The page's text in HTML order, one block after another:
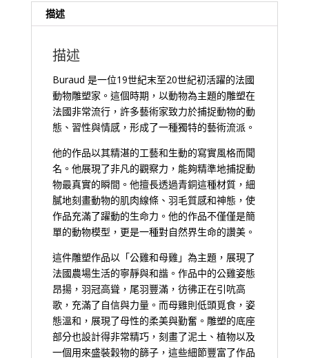
描述
描述
Buraud 是一位19世紀末至20世紀初活躍的法國
動物雕塑家。這個時期，以動物為主題的雕塑在
法國非常流行，許多藝術家致力於捕捉動物的動
態、習性與情感，形成了一種獨特的藝術流派。
他的作品以其精湛的工藝和生動的寫實風格而聞
名。他展現了非凡的觀察力，能夠精準地捕捉動
物最真實的瞬間。他擅長透過青銅這種材質，細
膩地刻畫動物的肌肉線條、羽毛質感和神態，使
作品充滿了躍動的生命力。他的作品不僅僅是簡
單的動物模型，更是一種對自然界生命的讚美。
這件雕塑作品以「公雞和母雞」為主題，展現了
法國農場生活的寧靜與和諧。作品中的公雞姿態
昂揚，羽冠高聳，尾羽豐滿，彷彿正在引吭高
歌，充滿了自信與力量。而母雞則低頭覓食，姿
態溫和，展現了母性的柔美與勤奮。雕塑的底座
部分也設計得非常精巧，刻畫了泥土、植物以及
一個用來盛裝穀物的篩子，這些細節豐富了作品